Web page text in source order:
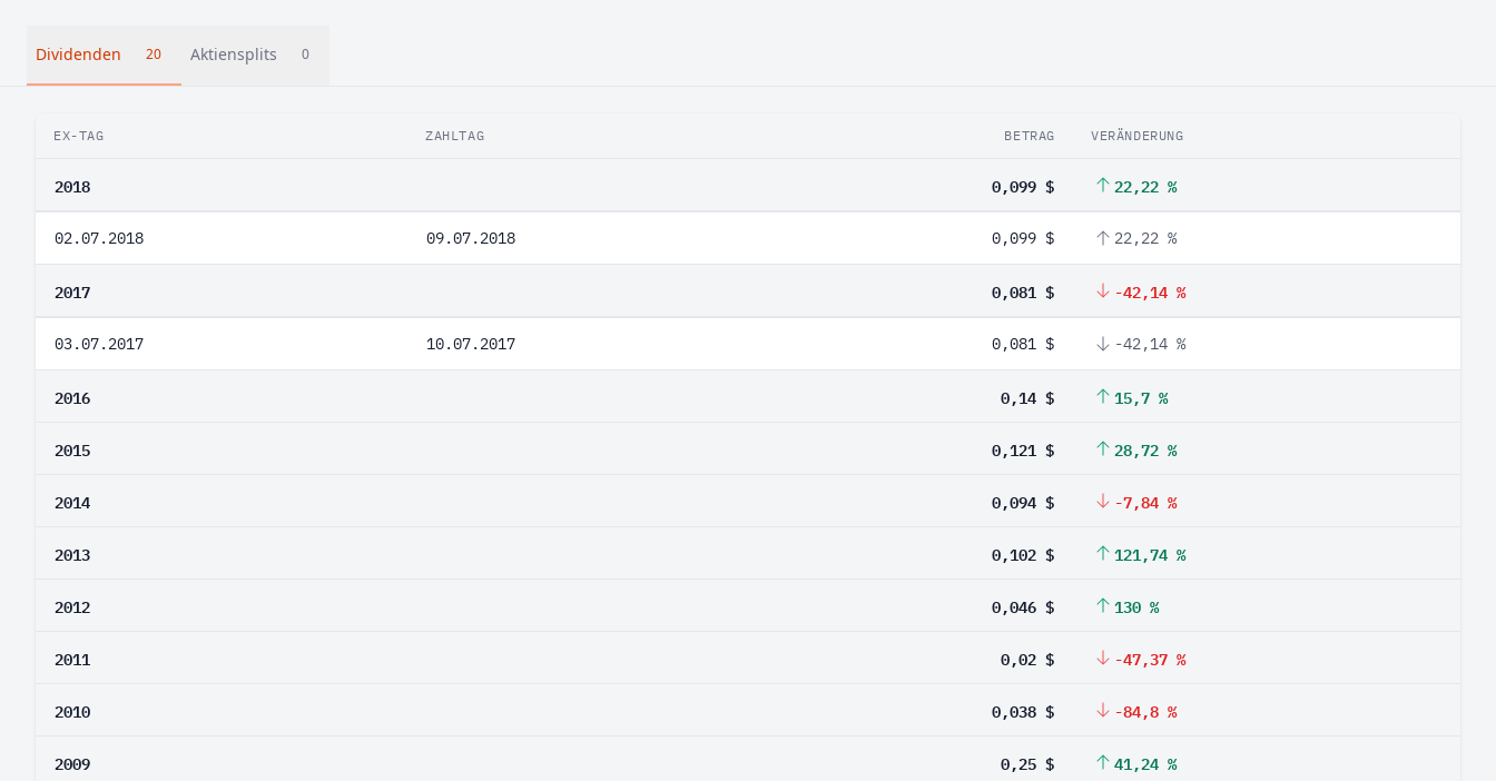
Dividenden 20 Aktiensplits 0
EX-TAG ZAHLTAG BETRAG VERÄNDERUNG
2018 0,099 $ 22,22 %
02.07.2018 09.07.2018 0,099 $ 22,22 %
2017 0,081 $ -42,14 %
03.07.2017 10.07.2017 0,081 $ -42,14 %
2016 0,14 $ 15,7 %
2015 0,121 $ 28,72 %
2014 0,094 $ -7,84 %
2013 0,102 $ 121,74 %
2012 0,046 $ 130 %
2011 0,02 $ -47,37 %
2010 0,038 $ -84,8 %
2009 0,25 $ 41,24 %